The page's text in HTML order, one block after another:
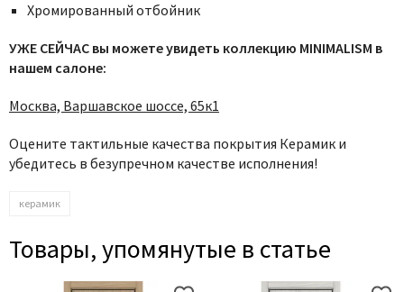
Хромированный отбойник
УЖЕ СЕЙЧАС вы можете увидеть коллекцию MINIMALISM в
нашем салоне:
Москва, Варшавское шоссе, 65к1
Оцените тактильные качества покрытия Керамик и
убедитесь в безупречном качестве исполнения!
керамик
Товары, упомянутые в статье